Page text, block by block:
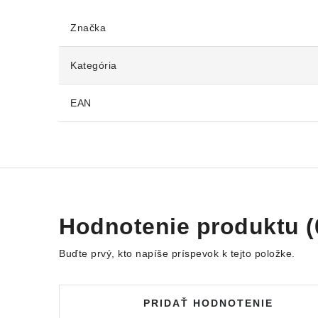
Značka
Kategória
EAN
Hodnotenie produktu
Buďte prvý, kto napíše príspevok k tejto položke.
PRIDAŤ HODNOTENIE